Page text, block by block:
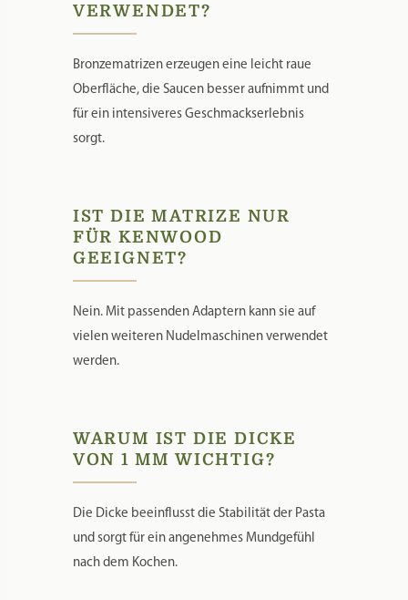
VERWENDET?
Bronzematrizen erzeugen eine leicht raue
Oberfläche, die Saucen besser aufnimmt und
für ein intensiveres Geschmackserlebnis
sorgt.
IST DIE MATRIZE NUR
FÜR KENWOOD
GEEIGNET?
Nein. Mit passenden Adaptern kann sie auf
vielen weiteren Nudelmaschinen verwendet
werden.
WARUM IST DIE DICKE
VON 1 MM WICHTIG?
Die Dicke beeinflusst die Stabilität der Pasta
und sorgt für ein angenehmes Mundgefühl
nach dem Kochen.